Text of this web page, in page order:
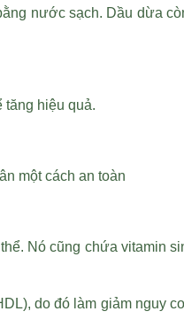
nước sạch. Dầu dừa
tăng hiệu quả.
một cách an toàn
Nó cũng chứa vitamin
do đó làm giảm nguy